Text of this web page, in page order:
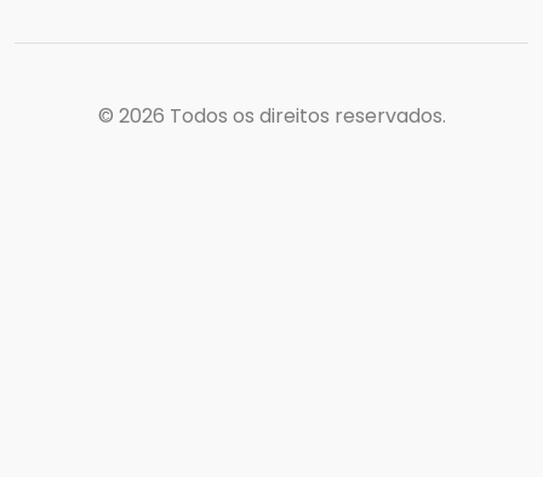
© 2026 Todos os direitos reservados.